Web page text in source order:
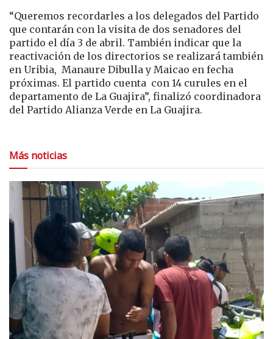
“Queremos recordarles a los delegados del Partido
que contarán con la visita de dos senadores del
partido el día 3 de abril. También indicar que la
reactivación de los directorios se realizará también
en Uribia, Manaure Dibulla y Maicao en fecha
próximas. El partido cuenta con 14 curules en el
departamento de La Guajira”, finalizó coordinadora
del Partido Alianza Verde en La Guajira.
Más noticias